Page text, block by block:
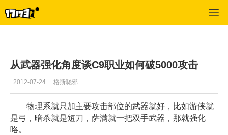
从武器强化角度谈C9职业如何破5000攻击
2012-07-24 格斯哓邪
物理系就只加主要攻击部位的武器就好，比如游侠就
是弓，暗杀就是短刀，萨满就一把双手武器，那就强化
咯。